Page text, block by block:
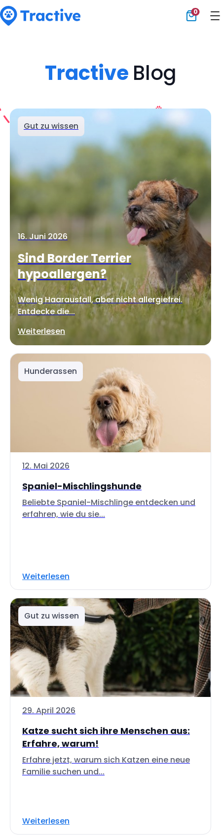
0
Tractive Blog
Gut zu wissen
16. Juni 2026
Sind Border Terrier
hypoallergen?
Wenig Haarausfall, aber nicht allergiefrei.
Entdecke die...
Weiterlesen
Hunderassen
12. Mai 2026
Spaniel-Mischlingshunde
Beliebte Spaniel-Mischlinge entdecken und
erfahren, wie du sie...
Weiterlesen
Gut zu wissen
29. April 2026
Katze sucht sich ihre Menschen aus:
Erfahre, warum!
Erfahre jetzt, warum sich Katzen eine neue
Familie suchen und...
Weiterlesen